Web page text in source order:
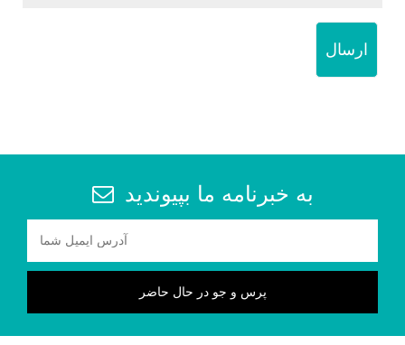
ارسال
به خبرنامه ما بپیوندید